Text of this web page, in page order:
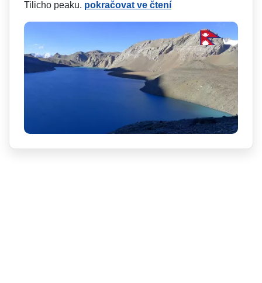
Tilicho peaku. pokračovat ve čtení